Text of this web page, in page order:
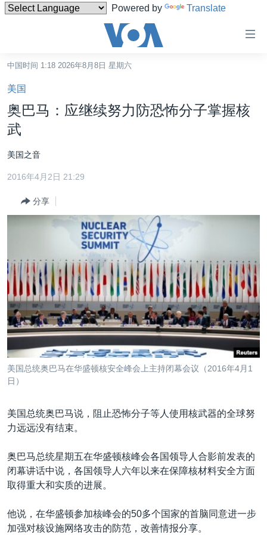
Powered by Translate
碍
链
接
跳
转
内
容
到
跳
转
检
索
中国
最新国际新闻
欧洲
非洲
美洲
全球议题
分类新闻
经济·金融·贸易
科教·文娱·体健
军事
劳工
环境
白宫要闻
国会报道
美中关系
美国建国250周年
埃博拉疫情
台海两岸关系
关注西藏
关注新疆
GEN Z 看美国
VOA视频
VOA今日焦点
中文广播
关注我们
其他语言网站
中国时间 1:18 2026年8月8日 星期六
美国
奥巴马：应继续努力防恐怖分子掌握核
武
美国之音
2016年4月2日 21:29
分享
美国总统奥巴马在华盛顿核安全峰会上主持闭幕会议（2016年4月1
日）
美国总统奥巴马说，阻止恐怖分子等人使用核武器的全球努
力远远没有结束。
奥巴马总统星期五在华盛顿核峰会各国领导人合影前发表的
闭幕讲话中说，各国领导人六年以来在保障核材料安全方面
取得重大和实质的进展。
他说，在华盛顿参加核峰会的50多个国家的首脑同意进一步
加强对核设施网络攻击的防范，改善情报分享。